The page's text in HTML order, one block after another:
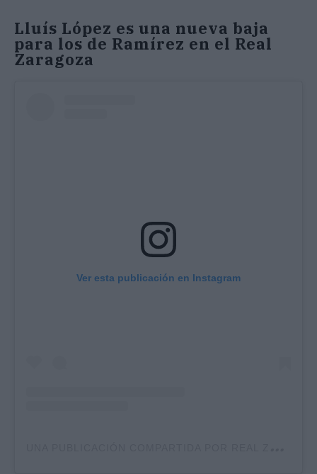
Lluís López es una nueva baja
para los de Ramírez en el Real
Zaragoza
Ver esta publicación en Instagram